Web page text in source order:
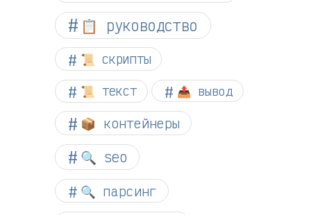
📋 руководство
📜 скрипты
📜 текст 📤 вывод
📦 контейнеры
🔍 seo
🔍 парсинг